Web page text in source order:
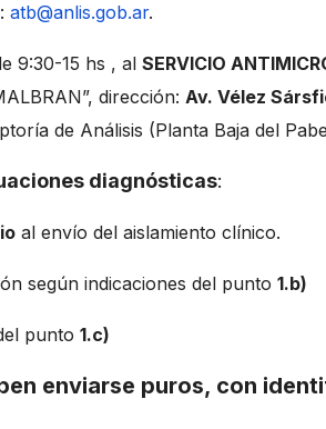
atb@anlis.gob.ar.
9:30-15 hs , al SERVICIO
dirección: Av. Vélez
de Análisis (Planta Baja del
diagnósticas:
al envío del aislamiento clínico.
según indicaciones del punto 1.b)
punto 1.c)
enviarse puros, con